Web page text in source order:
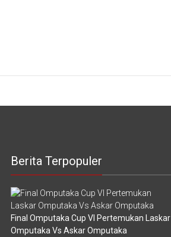
Berita Terpopuler
Final Omputaka Cup VI Pertemukan Laskar
Omputaka Vs Askar Omputaka